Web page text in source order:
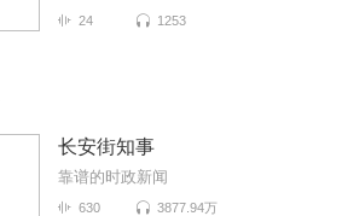
24 1253
长安街知事
靠谱的时政新闻
630 3877.94万